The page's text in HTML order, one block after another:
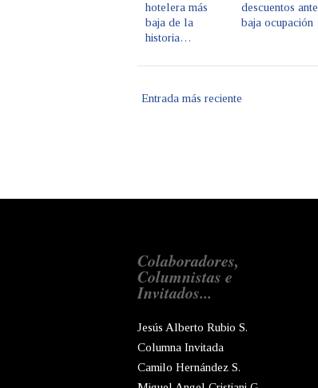
hotelera más
baja de la
historia…
descuentos ante
baja ocupación
Entrada más reciente
Colaboradores,
Columnistas e
Invitados...
Jesús Alberto Rubio S.
Columna Invitada
Camilo Hernández S.